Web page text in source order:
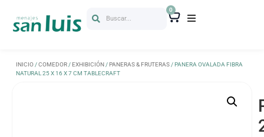
Buscar...
0
INICIO /COMEDOR /EXHIBICIÓN /PANERAS & FRUTERAS / PANERA OVALADA FIBRA
NATURAL 25 X 16 X 7 CM TABLECRAFT